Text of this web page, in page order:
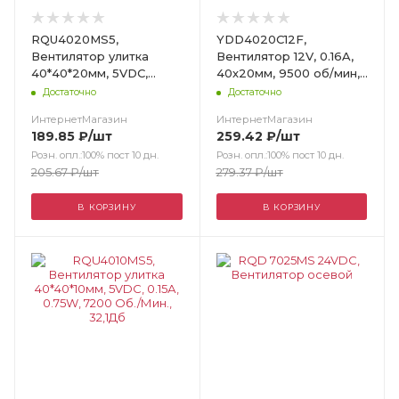
RQU4020MS5,
Вентилятор улитка
40*40*20мм, 5VDC,
0.25А, 1.25W, 6100 Об./
Достаточно
ИнтернетМагазин
189.85 ₽/шт
Розн. опл.:100% пост 10 дн.
205.67₽/шт
В КОРЗИНУ
YDD4020C12F,
Вентилятор 12V, 0.16A,
40х20мм, 9500 об/мин,
20м3/час, 34.2дБ,
Достаточно
ИнтернетМагазин
259.42 ₽/шт
Розн. опл.:100% пост 10 дн.
279.37₽/шт
В КОРЗИНУ
Цвет